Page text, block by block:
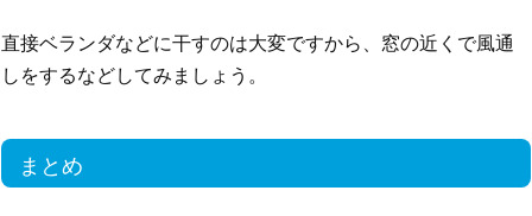
直接ベランダなどに干すのは大変ですから、窓の近くで風通
しをするなどしてみましょう。
まとめ